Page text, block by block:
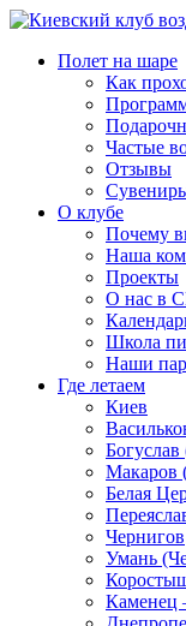
Полет на шаре
Как
Частые
Отзывы
О клубе
Почему
Наша
Проекты
О нас в
Школа
Наши
Где летаем
Киев
Макаров
Белая
Чернигов
Умань
Каменец